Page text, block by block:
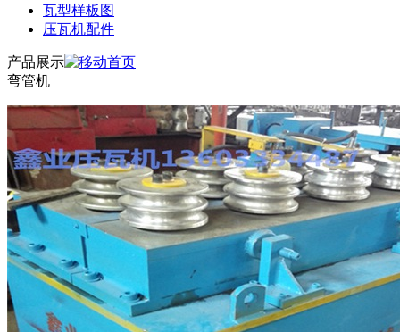
瓦型样板图
压瓦机配件
产品展示
弯管机